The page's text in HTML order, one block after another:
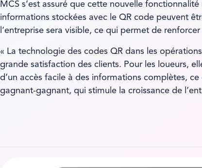
MCS s’est assuré que cette nouvelle
informations stockées avec le QR code peuvent
l’entreprise sera visible, ce qui permet de
« La technologie des codes QR dans les
grande satisfaction des clients. Pour les loueurs,
d’un accès facile à des informations complètes,
gagnant-gagnant, qui stimule la croissance de